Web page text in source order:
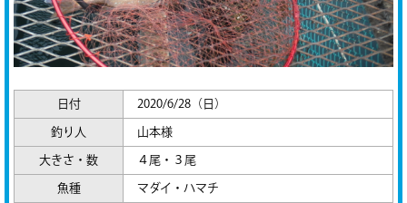
日付 2020/6/28（日）
釣り人 山本様
大きさ・数 ４尾・３尾
魚種 マダイ・ハマチ